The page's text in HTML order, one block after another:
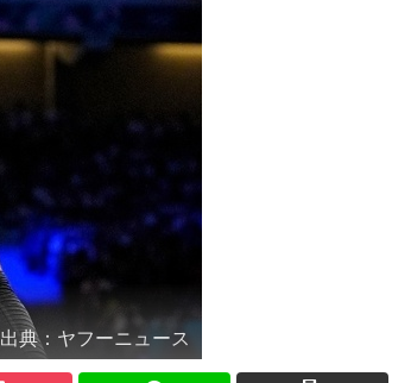
出典：ヤフーニュース